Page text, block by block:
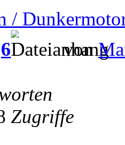
/
6 von
Zugriffe